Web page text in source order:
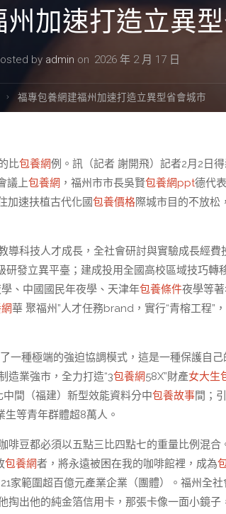
加速打造立異
by admin on 2026 年 2 月 17 日
福專包養網建福州加速打造立異型省會城市
比包養網例。訊（記者 謝開飛）記者2月2日得
議上包養網 ，福州市市長吳賢包養網ppt德代
加速扶植古代化國包養價格際城市目的不放松
導科技人才成長，全社會研討與實驗成長經費
研發立異平臺；建成投用全國高校區域技巧轉
、中國國民年夜學、天津年包養條件夜學等
華 聚福州”人才任務brand，實行“青榕工程”
一種極端的強迫協調模式，這是一種保護自己
造業強市，全力打造“3包養網58X”財產女大生
間（福建）新型效能資料分中包養故事間；
等青年群體超8萬人。
啡豆都必須以五點三比四點七的重量比例混合
包養網者，將永遠被困在我的咖啡館裡，成為
家範圍超百億元產業企業（團體）。福州全社
掏出他的純金箔信用卡，那張卡像一面小鏡子